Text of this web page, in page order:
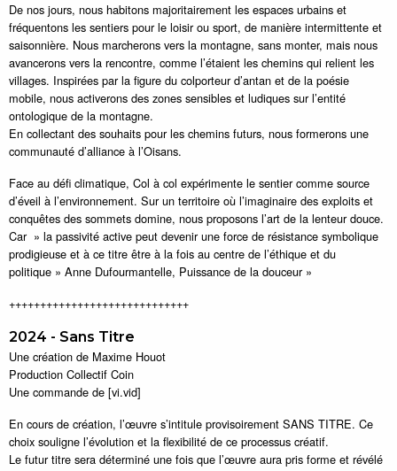
De nos jours, nous habitons majoritairement les espaces urbains et
fréquentons les sentiers pour le loisir ou sport, de manière intermittente et
saisonnière. Nous marcherons vers la montagne, sans monter, mais nous
avancerons vers la rencontre, comme l’étaient les chemins qui relient les
villages. Inspirées par la figure du colporteur d’antan et de la poésie
mobile, nous activerons des zones sensibles et ludiques sur l’entité
ontologique de la montagne.
En collectant des souhaits pour les chemins futurs, nous formerons une
communauté d’alliance à l’Oisans.
Face au défi climatique, Col à col expérimente le sentier comme source
d’éveil à l’environnement. Sur un territoire où l’imaginaire des exploits et
conquêtes des sommets domine, nous proposons l’art de la lenteur douce.
Car » la passivité active peut devenir une force de résistance symbolique
prodigieuse et à ce titre être à la fois au centre de l’éthique et du
politique » Anne Dufourmantelle, Puissance de la douceur »
+++++++++++++++++++++++++++++
2024 - Sans Titre
Une création de Maxime Houot
Production Collectif Coin
Une commande de [vi.vid]
En cours de création, l’œuvre s’intitule provisoirement SANS TITRE. Ce
choix souligne l’évolution et la flexibilité de ce processus créatif.
Le futur titre sera déterminé une fois que l’œuvre aura pris forme et révélé